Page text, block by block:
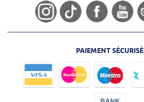
PAIEMENT SÉCURISÉ